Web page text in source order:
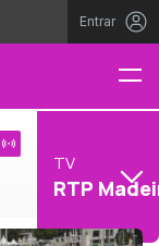
Entrar
TV
RTP